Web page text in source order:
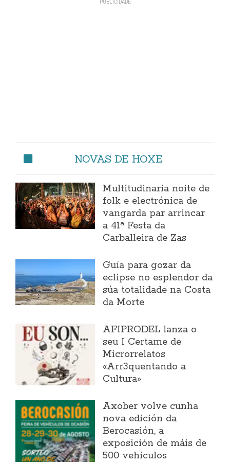
NOVAS DE HOXE
Multitudinaria noite de
folk e electrónica de
vangarda par arrincar
a 41ª Festa da
Carballeira de Zas
Guía para gozar da
eclipse no esplendor da
súa totalidade na Costa
da Morte
AFIPRODEL lanza o
seu I Certame de
Microrrelatos
«Arr3quentando a
Cultura»
Axober volve cunha
nova edición da
Berocasión, a
exposición de máis de
500 vehículos